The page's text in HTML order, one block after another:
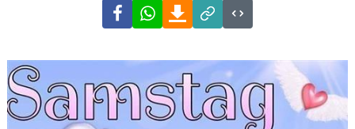
FacebookWhatsAppDownload
Link
Code